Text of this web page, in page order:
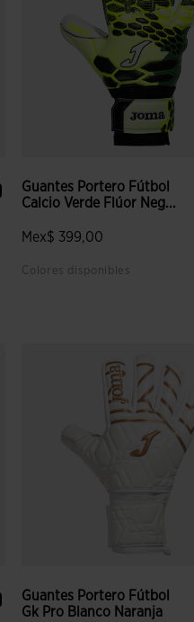
Guantes Portero Fútbol
Calcio Verde Flúor Neg...
Mex$ 399,00
Colores disponibles
Guantes Portero Fútbol
Gk Pro Blanco Naranja